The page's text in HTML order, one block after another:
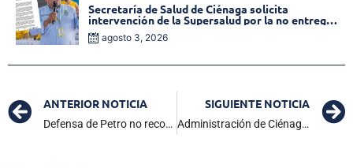
Secretaría de Salud de Ciénaga solicita
intervención de la Supersalud por la no entrega
de medicamentos en las EPS
agosto 3, 2026
ANTERIOR NOTICIA
Defensa de Petro no reconocerá decisión del CNE en investigación a campaña
SIGUIENTE NOTICIA
Administración de Ciénaga lleva nuevas ofertas institucionales a Palmor